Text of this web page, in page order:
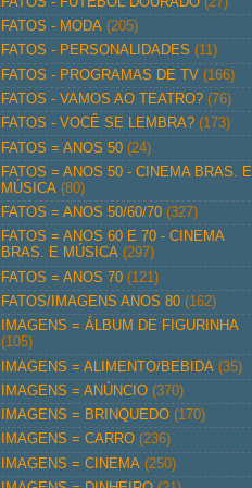
FATOS - MODA (205)
FATOS - PERSONALIDADES (11)
FATOS - PROGRAMAS DE TV (166)
FATOS - VAMOS AO TEATRO? (76)
FATOS - VOCÊ SE LEMBRA? (173)
FATOS = ANOS 50 (24)
FATOS = ANOS 50 - CINEMA BRAS. E
MÚSICA (80)
FATOS = ANOS 50/60/70 (327)
FATOS = ANOS 60 E 70 - CINEMA
BRAS. E MÚSICA (297)
FATOS = ANOS 70 (121)
FATOS/IMAGENS ANOS 80 (162)
IMAGENS = ÁLBUM DE FIGURINHA
(105)
IMAGENS = ALIMENTO/BEBIDA (35)
IMAGENS = ANÚNCIO (370)
IMAGENS = BRINQUEDO (170)
IMAGENS = CARRO (236)
IMAGENS = CINEMA (250)